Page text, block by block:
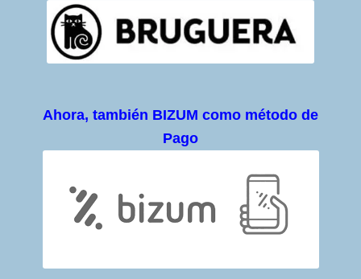
Ahora, también BIZUM como método de
Pago